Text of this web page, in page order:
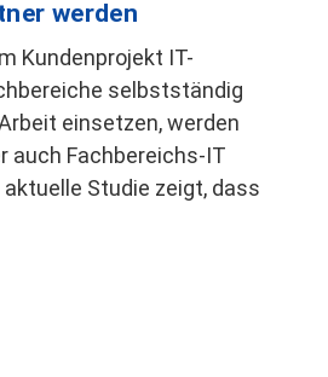
werden
Kundenprojekt IT-
selbstständig
einsetzen, werden
auch Fachbereichs-IT
aktuelle Studie zeigt, dass